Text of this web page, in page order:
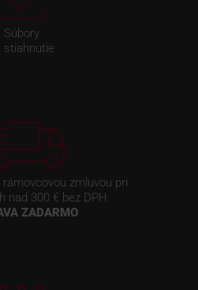
Súbory
stiahnutie
rámovcovou zmluvou pri
nad 300 € bez DPH
ZADARMO